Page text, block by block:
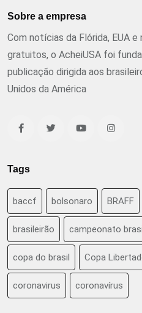
Sobre a empresa
Com notícias da Flórida, EUA
gratuitos, o AcheiUSA foi
publicação dirigida aos
Unidos da América
Tags
baccf bolsonaro BRAFF
brasileirão campeonato
copa do brasil Copa
coronavirus coronavírus